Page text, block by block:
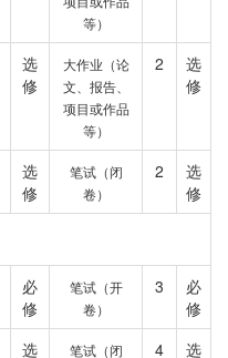
等）
选
修
大作业（论
文、报告、
项目或作品
等）
2
选
修
选
修
笔试（闭
卷）
2
选
修
必
修
笔试（开
卷）
3
必
修
选
笔试（闭
4
选